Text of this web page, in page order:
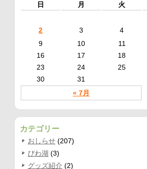
日 月 火
« 7月
2 3 4
9
10 11
16
17 18
23
24 25
30
31
カテゴリー
おしらせ (207)
びわ湖 (3)
グッズ紹介 (2)